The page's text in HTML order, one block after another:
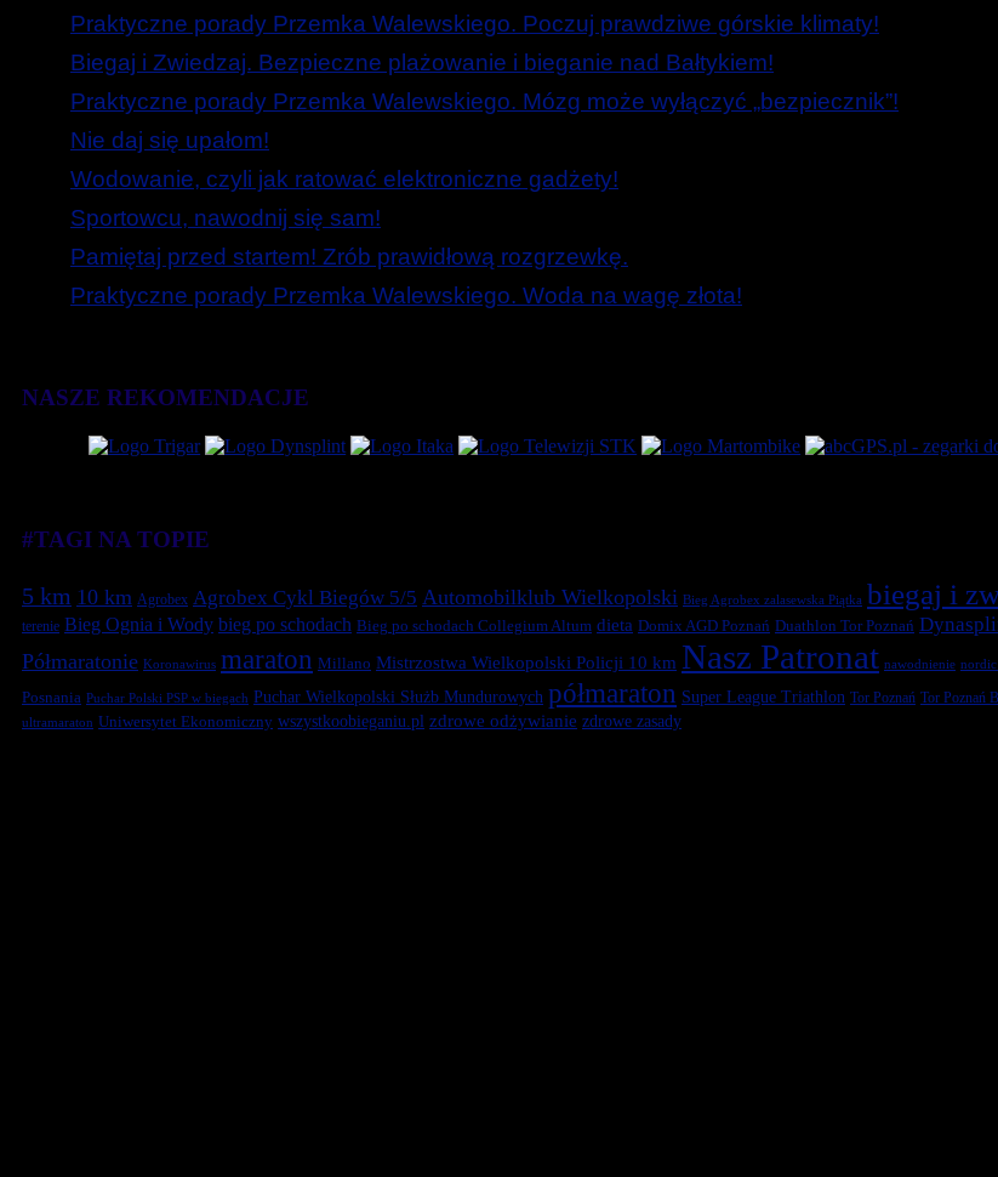
Praktyczne porady Przemka Walewskiego. Poczuj prawdziwe górskie klimaty!
Biegaj i Zwiedzaj. Bezpieczne plażowanie i bieganie nad Bałtykiem!
Praktyczne porady Przemka Walewskiego. Mózg może wyłączyć „bezpiecznik”!
Nie daj się upałom!
Wodowanie, czyli jak ratować elektroniczne gadżety!
Sportowcu, nawodnij się sam!
Pamiętaj przed startem! Zrób prawidłową rozgrzewkę.
Praktyczne porady Przemka Walewskiego. Woda na wagę złota!
NASZE REKOMENDACJE
#TAGI NA TOPIE
5 km 10 km Agrobex Agrobex Cykl Biegów 5/5 Automobilklub Wielkopolski Bieg Agrobex zalasewska Piątka biegaj i
terenie Bieg Ognia i Wody bieg po schodach Bieg po schodach Collegium Altum dieta Domix AGD Poznań Duathlon Tor Poznań
Półmaratonie Koronawirus maraton Millano Mistrzostwa Wielkopolski Policji 10 km Nasz Patronat nawodnienie
Posnania Puchar Polski PSP w biegach Puchar Wielkopolski Służb Mundurowych półmaraton Super League Triathlon Tor Poznań Tor Poznań
ultramaraton Uniwersytet Ekonomiczny wszystkoobieganiu.pl zdrowe odżywianie zdrowe zasady